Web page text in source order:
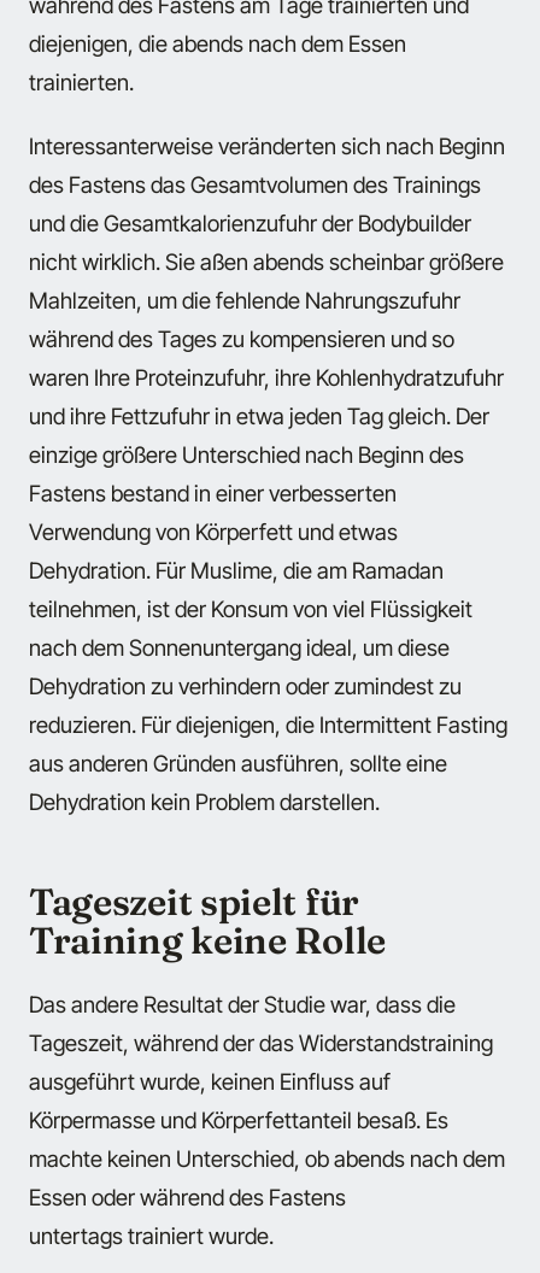
diejenigen, die abends nach dem Essen
trainierten.
Interessanterweise veränderten sich nach Beginn
des Fastens das Gesamtvolumen des Trainings
und die Gesamtkalorienzufuhr der Bodybuilder
nicht wirklich. Sie aßen abends scheinbar größere
Mahlzeiten, um die fehlende Nahrungszufuhr
während des Tages zu kompensieren und so
waren Ihre Proteinzufuhr, ihre Kohlenhydratzufuhr
und ihre Fettzufuhr in etwa jeden Tag gleich. Der
einzige größere Unterschied nach Beginn des
Fastens bestand in einer verbesserten
Verwendung von Körperfett und etwas
Dehydration. Für Muslime, die am Ramadan
teilnehmen, ist der Konsum von viel Flüssigkeit
nach dem Sonnenuntergang ideal, um diese
Dehydration zu verhindern oder zumindest zu
reduzieren. Für diejenigen, die Intermittent Fasting
aus anderen Gründen ausführen, sollte eine
Dehydration kein Problem darstellen.
Tageszeit spielt für
Training keine Rolle
Das andere Resultat der Studie war, dass die
Tageszeit, während der das Widerstandstraining
ausgeführt wurde, keinen Einfluss auf
Körpermasse und Körperfettanteil besaß. Es
machte keinen Unterschied, ob abends nach dem
Essen oder während des Fastens
untertags trainiert wurde.